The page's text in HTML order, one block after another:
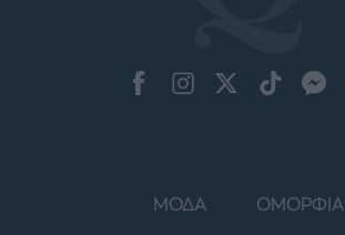
ΜΟΔΑ ΟΜΟΡΦΙΑ